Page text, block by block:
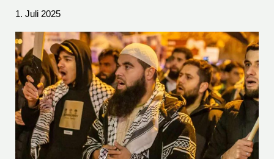
1. Juli 2025